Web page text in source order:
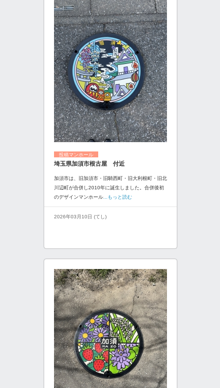
投稿マンホール
埼玉県加須市根古屋 付近
加須市は、旧加須市・旧騎西町・旧大利根町・旧北
川辺町が合併し2010年に誕生しました。合併後初
のデザインマンホール...もっと読む
2026年03月10日 (てし)